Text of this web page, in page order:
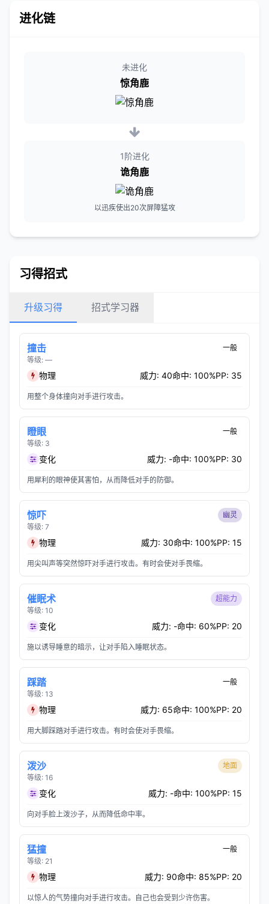
进化链
未进化
惊角鹿
1阶进化
诡角鹿
以迅疾使出20次屏障猛攻
习得招式
升级习得 招式学习器
撞击
等级: —
一般
物理 威力: 40命中: 100%PP: 35
用整个身体撞向对手进行攻击。
瞪眼
等级: 3
一般
变化 威力: -命中: 100%PP: 30
用犀利的眼神使其害怕，从而降低对手的防御。
惊吓
等级: 7
幽灵
物理 威力: 30命中: 100%PP: 15
用尖叫声等突然惊吓对手进行攻击。有时会使对手畏缩。
催眠术
等级: 10
超能力
变化 威力: -命中: 60%PP: 20
施以诱导睡意的暗示，让对手陷入睡眠状态。
踩踏
等级: 13
一般
物理 威力: 65命中: 100%PP: 20
用大脚踩踏对手进行攻击。有时会使对手畏缩。
泼沙
等级: 16
地面
变化 威力: -命中: 100%PP: 15
向对手脸上泼沙子，从而降低命中率。
猛撞
等级: 21
一般
物理 威力: 90命中: 85%PP: 20
以惊人的气势撞向对手进行攻击。自己也会受到少许伤害。